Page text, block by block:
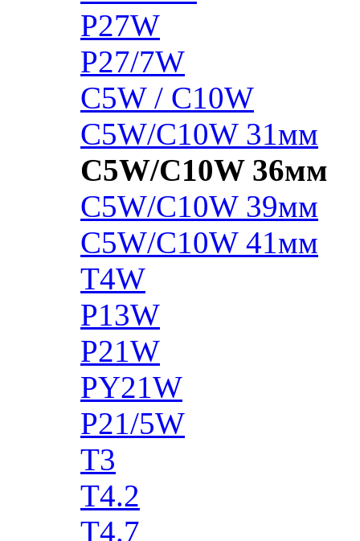
P27W
P27/7W
C5W / C10W
C5W/C10W 31мм
C5W/C10W 36мм
C5W/C10W 39мм
C5W/C10W 41мм
T4W
P13W
P21W
PY21W
P21/5W
T3
T4.2
T4.7